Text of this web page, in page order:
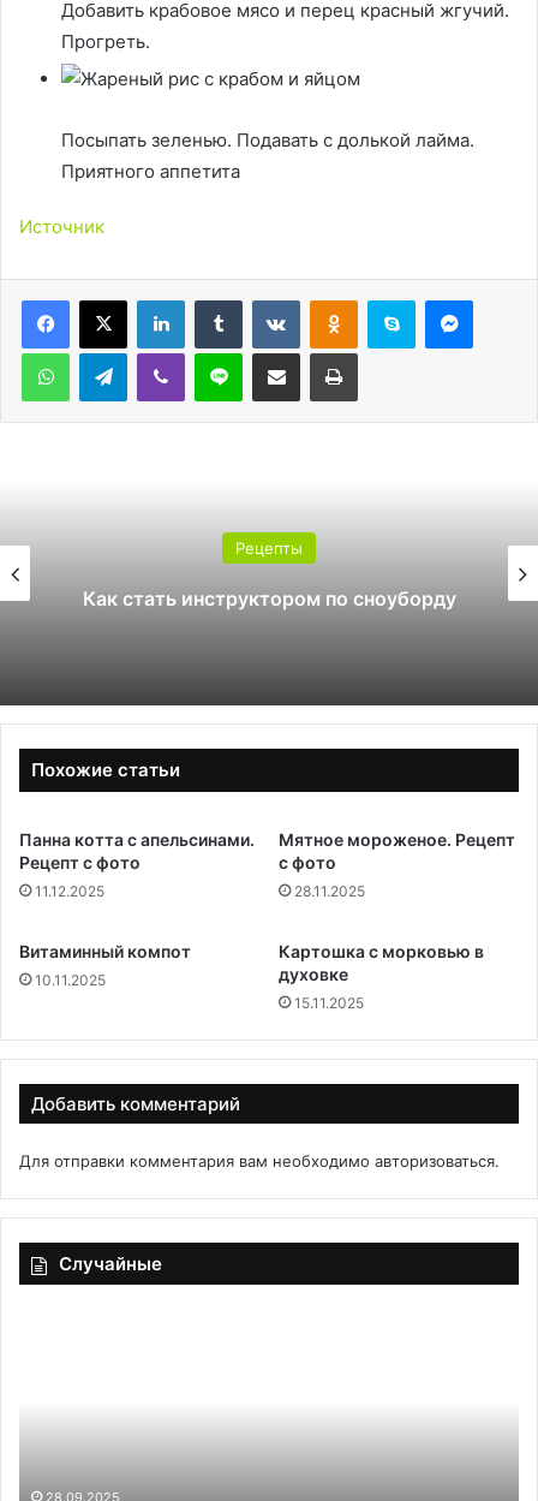
Добавить крабовое мясо и перец красный жгучий.
Прогреть.
Посыпать зеленью. Подавать с долькой лайма.
Приятного аппетита
Источник
LinkedInTumblr ВконтактеОдноклассники
Skype
WhatsAppTelegramViber Line Поделиться через электронную почту Печатать
Рецепты
Как стать инструктором по сноуборду
Похожие статьи
Панна котта с апельсинами.
Рецепт с фото
11.12.2025
Мятное мороженое. Рецепт
с фото
28.11.2025
Витаминный компот
10.11.2025
Картошка с морковью в
духовке
15.11.2025
Добавить комментарий
Для отправки комментария вам необходимо авторизоваться.
Случайные
—
28.09.2025